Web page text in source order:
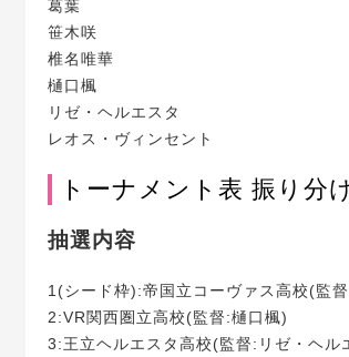
葛葉
笹木咲
椎名唯華
樋口楓
リゼ・ヘルエスタ
レオス・ヴィンセント
トーナメント表 振り分
抽選内容
1(シード枠):帝国立コーヴァス高校(監
2:VR関西圏立高校(監督:樋口楓)
3:王立ヘルエスタ高校(監督:リゼ・ヘル